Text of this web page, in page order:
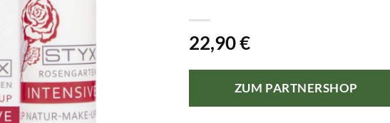
22,90€
ZUM PARTNERSHOP